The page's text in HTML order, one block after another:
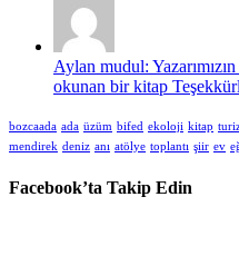
Aylan mudul:
okunan bir kitap
bozcaada ada üzüm bifed ekoloji kitap
mendirek deniz anı atölye toplantı şiir ev
Facebook’ta Takip Edin